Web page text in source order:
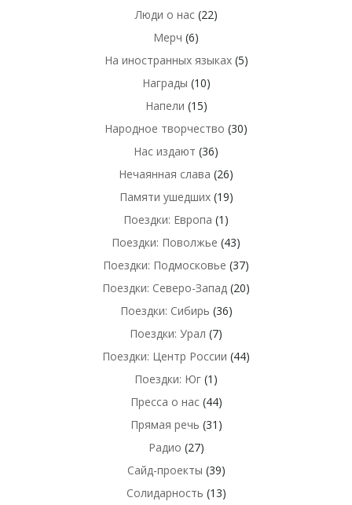
Люди о нас(22)
Мерч (6)
На иностранных языках(5)
Награды (10)
Напели (15)
Народное творчество (30)
Нас издают (36)
Нечаянная слава (26)
Памяти ушедших(19)
Поездки: Европа (1)
Поездки: Поволжье (43)
Поездки: Подмосковье (37)
Поездки: Северо-Запад (20)
Поездки: Сибирь (36)
Поездки: Урал (7)
Поездки: Центр России (44)
Поездки: Юг (1)
Пресса о нас(44)
Прямая речь (31)
Радио (27)
Сайд-проекты (39)
Солидарность (13)